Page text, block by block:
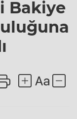
Bakiye